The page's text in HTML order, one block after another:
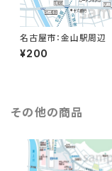
名古屋市：金山駅周辺
¥200
その他の商品